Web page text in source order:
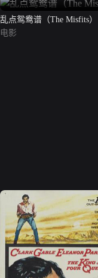
乱点鸳鸯谱（The Misfits）
电影